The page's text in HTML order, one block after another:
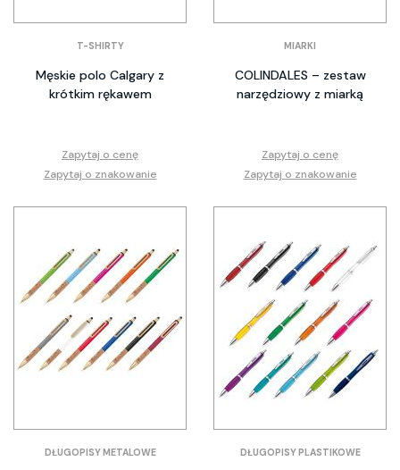
T-SHIRTY
Męskie polo Calgary z
krótkim rękawem
Zapytaj o cenę
Zapytaj o znakowanie
MIARKI
COLINDALES – zestaw
narzędziowy z miarką
Zapytaj o cenę
Zapytaj o znakowanie
DŁUGOPISY METALOWE DŁUGOPISY PLASTIKOWE